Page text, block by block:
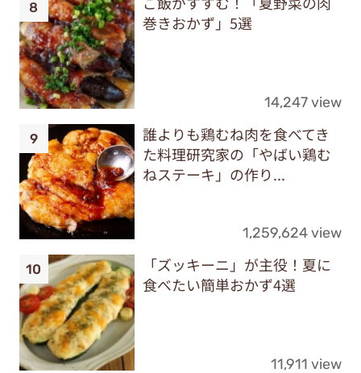
巻きおかず」5選
14,247 view
誰よりも鶏むね肉を食べてき
た料理研究家の「やばい鶏む
ねステーキ」の作り...
1,259,624 view
「ズッキーニ」が主役！夏に
食べたい簡単おかず4選
11,911 view